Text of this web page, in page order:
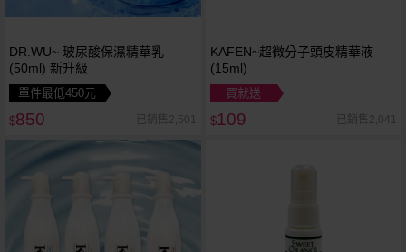
DR.WU~ 玻尿酸保濕精華乳
(50ml) 新升級
單件最低450元
$850 已銷售2,501
KAFEN~超微分子頭皮精華液
(15ml)
買就送
$109 已銷售2,041